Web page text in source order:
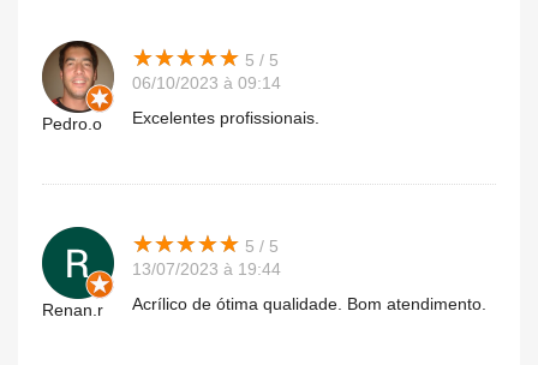
Pedro.o
★★★★★
★★★★★ 5 / 5
06/10/2023 à 09:14
Excelentes profissionais.
Renan.r
★★★★★
★★★★★ 5 / 5
13/07/2023 à 19:44
Acrílico de ótima qualidade. Bom atendimento.